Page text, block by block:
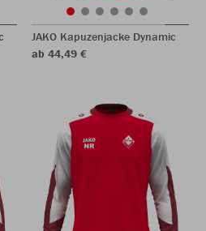
JAKO Kapuzenjacke Dynamic
ab 44,49 €